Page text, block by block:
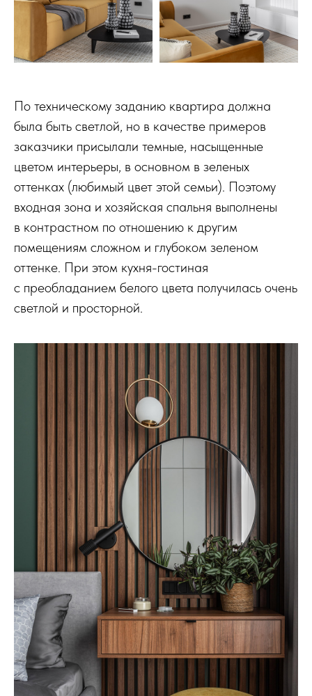
По техническому заданию квартира должна
была быть светлой, но в качестве примеров
заказчики присылали темные, насыщенные
цветом интерьеры, в основном в зеленых
оттенках (любимый цвет этой семьи). Поэтому
входная зона и хозяйская спальня выполнены
в контрастном по отношению к другим
помещениям сложном и глубоком зеленом
оттенке. При этом кухня-гостиная
с преобладанием белого цвета получилась очень
светлой и просторной.